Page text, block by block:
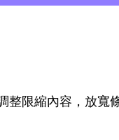
限縮內容，放寬